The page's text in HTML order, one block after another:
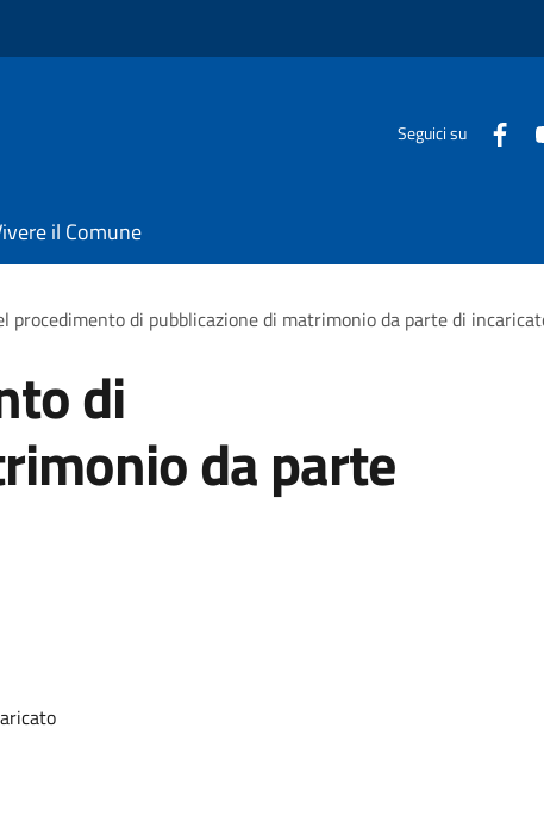
Seguici su
il Comune
procedimento di pubblicazione di matrimonio da parte di
di
da parte